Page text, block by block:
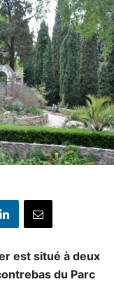
est situé à deux
du Parc